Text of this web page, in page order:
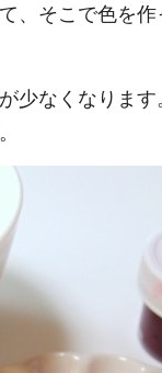
、そこで色を
少なくなりま